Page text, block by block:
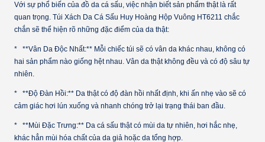
Với sự phổ biến của đồ da cá sấu, việc nhận biết sản phẩm thật là rất
quan trọng. Túi Xách Da Cá Sấu Huy Hoàng Hộp Vuông HT6211 chắc
chắn sẽ thể hiện rõ những đặc điểm của da thật:
* **Vân Da Độc Nhất:** Mỗi chiếc túi sẽ có vân da khác nhau, không có
hai sản phẩm nào giống hệt nhau. Vân da thật không đều và có độ sâu tự
nhiên.
* **Độ Đàn Hồi:** Da thật có độ đàn hồi nhất định, khi ấn nhẹ vào sẽ có
cảm giác hơi lún xuống và nhanh chóng trở lại trạng thái ban đầu.
* **Mùi Đặc Trưng:** Da cá sấu thật có mùi da tự nhiên, hơi hắc nhẹ,
khác hẳn mùi hóa chất của da giả hoặc da tổng hợp.